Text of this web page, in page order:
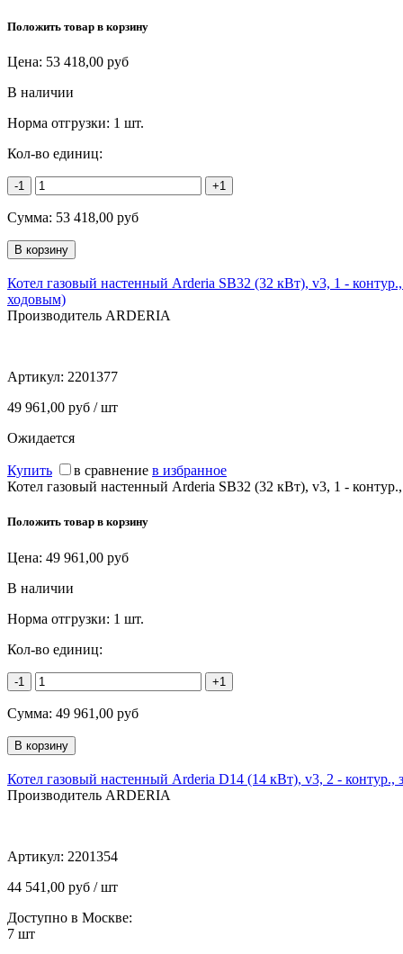
Положить товар в корзину
Цена: 53 418,00 руб
В наличии
Норма отгрузки: 1 шт.
Кол-во единиц:
-1 +1
Сумма: 53 418,00 руб
Котел газовый настенный Arderia SB32 (32 кВт), v3, 1 -
ходовым)
Производитель ARDERIA
Артикул: 2201377
49 961,00 руб / шт
Ожидается
Купить в сравнение в избранное
Котел газовый настенный Arderia SB32 (32 кВт), v3, 1 -
Положить товар в корзину
Цена: 49 961,00 руб
В наличии
Норма отгрузки: 1 шт.
Кол-во единиц:
-1 +1
Сумма: 49 961,00 руб
Котел газовый настенный Arderia D14 (14 кВт), v3, 2 - контур.,
Производитель ARDERIA
Артикул: 2201354
44 541,00 руб / шт
Доступно в Москве:
7 шт